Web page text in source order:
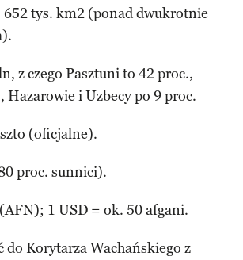
652 tys. km2 (ponad dwukrotnie
z czego Pasztuni to 42 proc.,
Hazarowie i Uzbecy po 9 proc.
(oficjalne).
proc. sunnici).
1 USD = ok. 50 afgani.
do Korytarza Wachańskiego z